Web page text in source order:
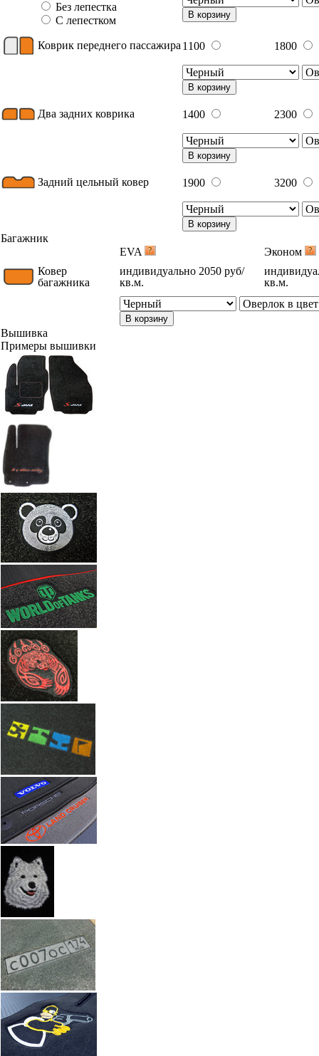
Без лепестка
С лепестком
В корзину
Коврик переднего пассажира 1100 1800
В корзину
Два задних коврика 1400 2300
В корзину
Задний цельный ковер 1900 3200
В корзину
Багажник
EVA
Эконом
Ковер
багажника
индивидуально 2050 руб/
кв.м.
кв.м.
В корзину
Вышивка
Примеры вышивки